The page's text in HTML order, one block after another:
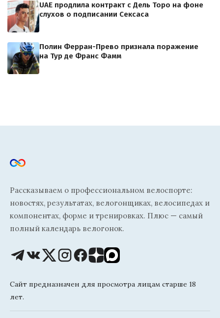
UAE продлила контракт с Дель Торо на фоне
слухов о подписании Сексаса
Полин Ферран-Прево признала поражение
на Тур де Франс Фамм
Рассказываем о профессиональном велоспорте:
новостях, результатах, велогонщиках, велосипедах и
компонентах, форме и тренировках. Плюс — самый
полный календарь велогонок.
Сайт предназначен для просмотра лицам старше 18
лет.